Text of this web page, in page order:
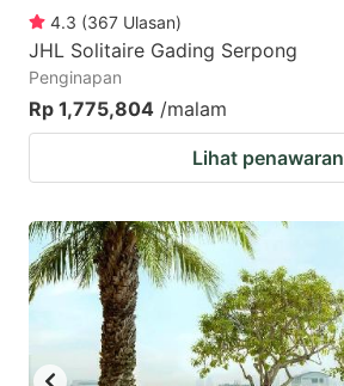
4.3 (367 Ulasan)
JHL Solitaire Gading Serpong
Penginapan
Rp 1,775,804 /malam
Lihat penawaran